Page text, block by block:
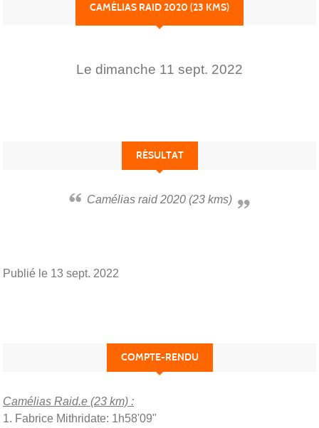
CAMÉLIAS RAID 2020 (23 KMS)
Le dimanche 11 sept. 2022
RÉSULTAT
Camélias raid 2020 (23 kms)
Publié le 13 sept. 2022
COMPTE-RENDU
Camélias Raid.e (23 km) :
1. Fabrice Mithridate: 1h58'09"